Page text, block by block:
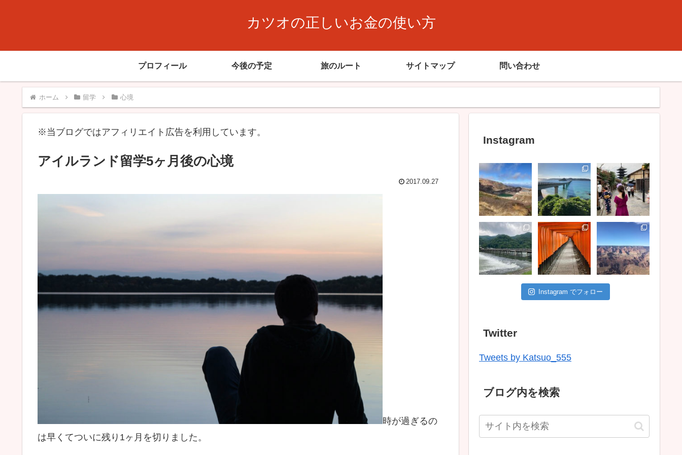
カツオの正しいお金の使い方
プロフィール 今後の予定 旅のルート サイトマップ 問い合わせ
ホーム 留学 心境
※当ブログではアフィリエイト広告を利用しています。
アイルランド留学5ヶ月後の心境
2017.09.27
時が過ぎるの
は早くてついに残り1ヶ月を切りました。
Instagram
Instagram でフォロー
Twitter
Tweets by Katsuo_555
ブログ内を検索